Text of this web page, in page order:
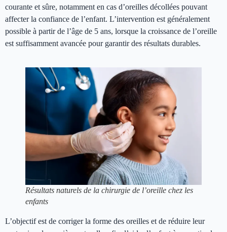
courante et sûre, notamment en cas d’oreilles décollées pouvant
affecter la confiance de l’enfant. L’intervention est généralement
possible à partir de l’âge de 5 ans, lorsque la croissance de l’oreille
est suffisamment avancée pour garantir des résultats durables.
Résultats naturels de la chirurgie de l’oreille chez les
enfants
L’objectif est de corriger la forme des oreilles et de réduire leur